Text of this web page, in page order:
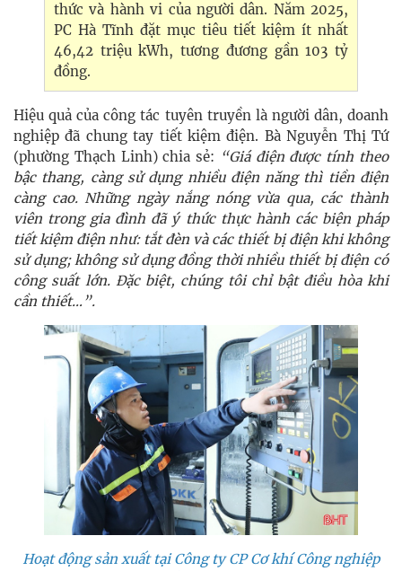
thức và hành vi của người dân. Năm 2025,
PC Hà Tĩnh đặt mục tiêu tiết kiệm ít nhất
46,42 triệu kWh, tương đương gần 103 tỷ
đồng.
Hiệu quả của công tác tuyên truyền là người dân, doanh
nghiệp đã chung tay tiết kiệm điện. Bà Nguyễn Thị Tứ
(phường Thạch Linh) chia sẻ: “Giá điện được tính theo
bậc thang, càng sử dụng nhiều điện năng thì tiền điện
càng cao. Những ngày nắng nóng vừa qua, các thành
viên trong gia đình đã ý thức thực hành các biện pháp
tiết kiệm điện như: tắt đèn và các thiết bị điện khi không
sử dụng; không sử dụng đồng thời nhiều thiết bị điện có
công suất lớn. Đặc biệt, chúng tôi chỉ bật điều hòa khi
cần thiết…”.
Hoạt động sản xuất tại Công ty CP Cơ khí Công nghiệp